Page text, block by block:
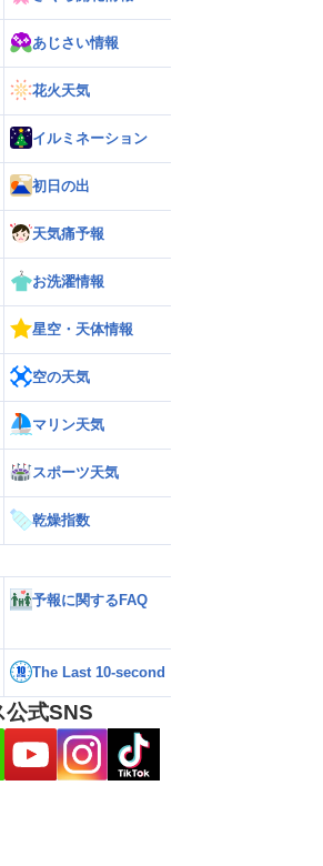
13号】沖縄・大東島地方に接近
あじさい情報
花火天気
イルミネーション
初日の出
天気痛予報
お洗濯情報
星空・天体情報
空の天気
マリン天気
スポーツ天気
乾燥指数
予報に関するFAQ
The Last 10-second
公式SNS